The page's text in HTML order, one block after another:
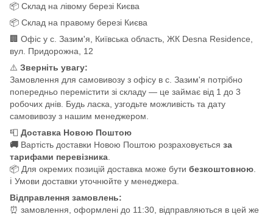
📦 Склад на лівому березі Києва
📦 Склад на правому березі Києва
🏢 Офіс у с. Зазим'я, Київська область, ЖК Desna Residence,
вул. Придорожна, 12
⚠️ Зверніть увагу:
Замовлення для самовивозу з офісу в с. Зазим'я потрібно
попередньо перемістити зі складу — це займає від 1 до 3
робочих днів. Будь ласка, узгодьте можливість та дату
самовивозу з нашим менеджером.
📮 Доставка Новою Поштою
🚚 Вартість доставки Новою Поштою розраховується за
тарифами перевізника
📦 Для окремих позицій доставка може бути безкоштовною
ℹ️ Умови доставки уточнюйте у менеджера.
Відправлення замовлень:
⏰ замовлення, оформлені до 11:30, відправляються в цей же